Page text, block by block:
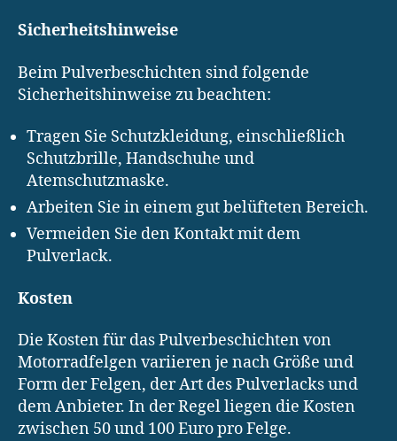
Sicherheitshinweise
Beim Pulverbeschichten sind folgende
Sicherheitshinweise zu beachten:
Tragen Sie Schutzkleidung, einschließlich
Schutzbrille, Handschuhe und
Atemschutzmaske.
Arbeiten Sie in einem gut belüfteten Bereich.
Vermeiden Sie den Kontakt mit dem
Pulverlack.
Kosten
Die Kosten für das Pulverbeschichten von
Motorradfelgen variieren je nach Größe und
Form der Felgen, der Art des Pulverlacks und
dem Anbieter. In der Regel liegen die Kosten
zwischen 50 und 100 Euro pro Felge.